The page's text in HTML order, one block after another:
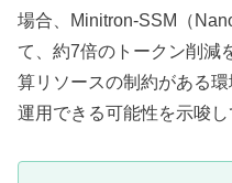
場合、Minitron-SSM（
て、約7倍のトークン削減
算リソースの制約がある
運用できる可能性を示唆し